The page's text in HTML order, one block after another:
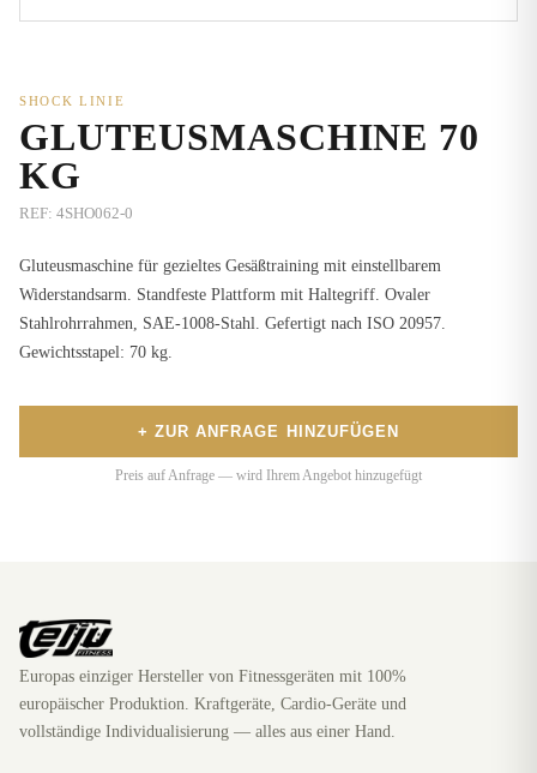
SHOCK LINIE
GLUTEUSMASCHINE 70
KG
REF: 4SHO062-0
Gluteusmaschine für gezieltes Gesäßtraining mit einstellbarem
Widerstandsarm. Standfeste Plattform mit Haltegriff. Ovaler
Stahlrohrrahmen, SAE-1008-Stahl. Gefertigt nach ISO 20957.
Gewichtsstapel: 70 kg.
+ ZUR ANFRAGE HINZUFÜGEN
Preis auf Anfrage — wird Ihrem Angebot hinzugefügt
Europas einziger Hersteller von Fitnessgeräten mit 100%
europäischer Produktion. Kraftgeräte, Cardio-Geräte und
vollständige Individualisierung — alles aus einer Hand.